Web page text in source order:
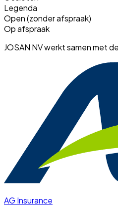
Legenda
Open (zonder afspraak)
Op afspraak
JOSAN NV werkt samen met
AG Insurance